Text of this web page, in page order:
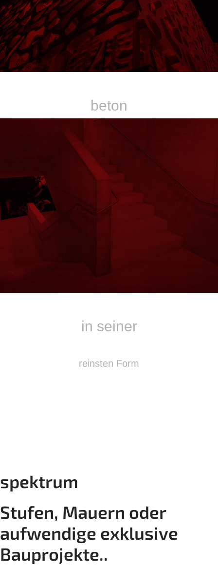
beton
in seiner
reinsten Form
spektrum
Stufen, Mauern oder
aufwendige exklusive
Bauprojekte..